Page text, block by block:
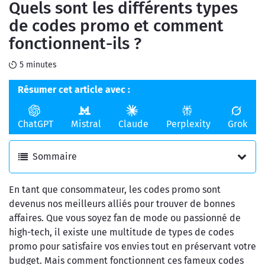
en ligne
de l'argent
Quels sont les différents types
de codes promo et comment
fonctionnent-ils ?
5 minutes
Résumer cet article avec :
ChatGPT Mistral Claude Perplexity Grok
Sommaire
En tant que consommateur, les codes promo sont
devenus nos meilleurs alliés pour trouver de bonnes
affaires. Que vous soyez fan de mode ou passionné de
high-tech, il existe une multitude de types de codes
promo pour satisfaire vos envies tout en préservant votre
budget. Mais comment fonctionnent ces fameux codes